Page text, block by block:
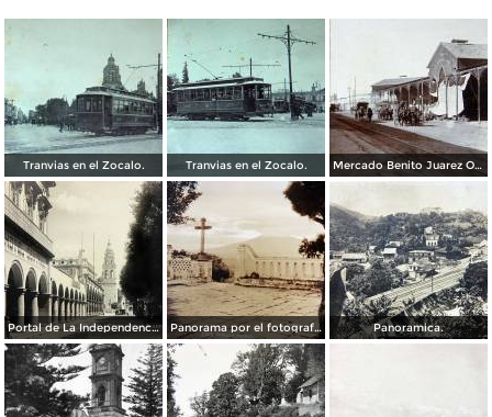
Tranvias en el Zocalo. Tranvias en el Zocalo. Mercado Benito Juarez Oaxaca 1899
Portal de La Independencia. Panorama por el fotografo Hugo Brehme. Panoramica.